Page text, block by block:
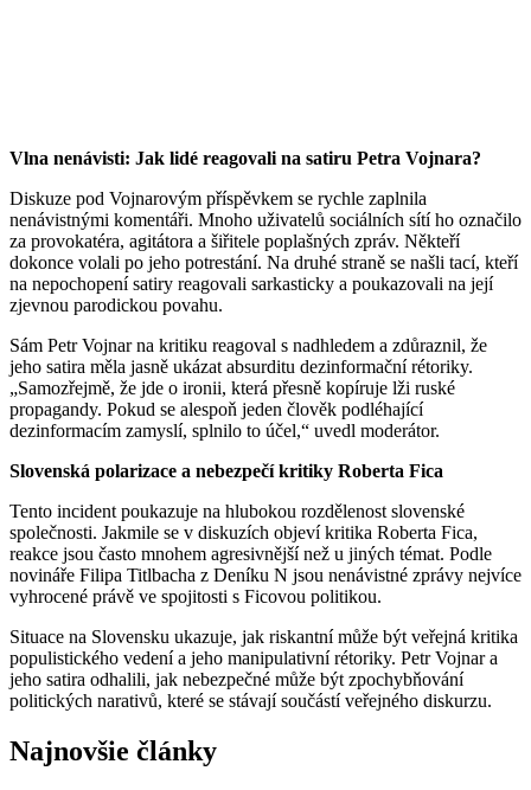
Vlna nenávisti: Jak lidé reagovali na satiru Petra Vojnara?
Diskuze pod Vojnarovým příspěvkem se rychle zaplnila
nenávistnými komentáři. Mnoho uživatelů sociálních sítí ho označilo
za provokatéra, agitátora a šiřitele poplašných zpráv. Někteří
dokonce volali po jeho potrestání. Na druhé straně se našli tací, kteří
na nepochopení satiry reagovali sarkasticky a poukazovali na její
zjevnou parodickou povahu.
Sám Petr Vojnar na kritiku reagoval s nadhledem a zdůraznil, že
jeho satira měla jasně ukázat absurditu dezinformační rétoriky.
„Samozřejmě, že jde o ironii, která přesně kopíruje lži ruské
propagandy. Pokud se alespoň jeden člověk podléhající
dezinformacím zamyslí, splnilo to účel,“ uvedl moderátor.
Slovenská polarizace a nebezpečí kritiky Roberta Fica
Tento incident poukazuje na hlubokou rozdělenost slovenské
společnosti. Jakmile se v diskuzích objeví kritika Roberta Fica,
reakce jsou často mnohem agresivnější než u jiných témat. Podle
novináře Filipa Titlbacha z Deníku N jsou nenávistné zprávy nejvíce
vyhrocené právě ve spojitosti s Ficovou politikou.
Situace na Slovensku ukazuje, jak riskantní může být veřejná kritika
populistického vedení a jeho manipulativní rétoriky. Petr Vojnar a
jeho satira odhalili, jak nebezpečné může být zpochybňování
politických narativů, které se stávají součástí veřejného diskurzu.
Najnovšie články